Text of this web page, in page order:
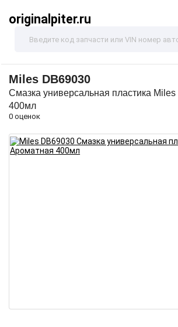
originalpiter.ru
Miles DB69030
Смазка универсальная пластика
400мл
0 оценок